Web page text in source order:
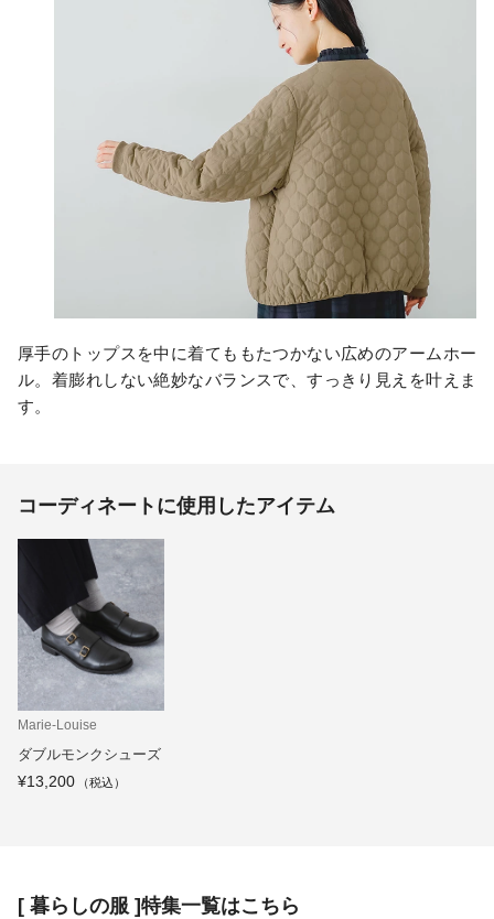
厚手のトップスを中に着てももたつかない広めのアームホー
ル。着膨れしない絶妙なバランスで、すっきり見えを叶えま
す。
コーディネートに使用したアイテム
Marie-Louise
ダブルモンクシューズ
¥13,200
[ 暮らしの服 ]特集一覧はこちら